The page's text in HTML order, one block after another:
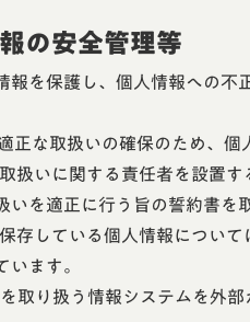
の安全管理等
報を保護し、個人情報への
正な取扱いの確保のため、
扱いに関する責任者を設置
を適正に行う旨の誓約書を
存している個人情報につい
ます。
取り扱う情報システムを外